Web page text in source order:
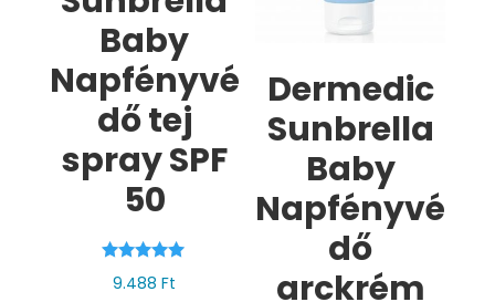
Baby
Napfényvé
dő tej
spray SPF
50
5.00
9.488Ft
Dermedic
Sunbrella
Baby
Napfényvé
dő
arckrém